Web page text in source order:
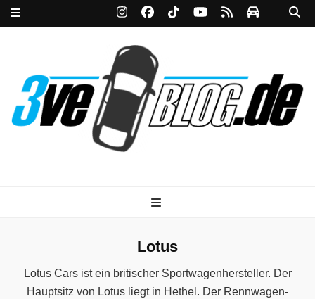
Lotus
Lotus Cars ist ein britischer Sportwagenhersteller. Der
Hauptsitz von Lotus liegt in Hethel. Der Rennwagen-